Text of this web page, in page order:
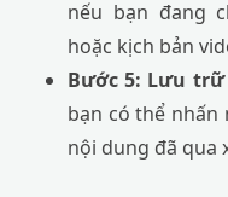
nếu bạn đang
hoặc kịch bản
Bước 5: Lưu trữ
bạn có thể nhấn
nội dung đã qua